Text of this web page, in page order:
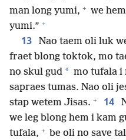
man long yumi, + we
yumi.” +
13
Nao taem oli luk
fraet blong toktok, mo
no skul gud * mo tufala i
sapraes tumas. Nao oli
stap wetem Jisas. + 14
we leg blong hem i kam
tufala, + be oli no save